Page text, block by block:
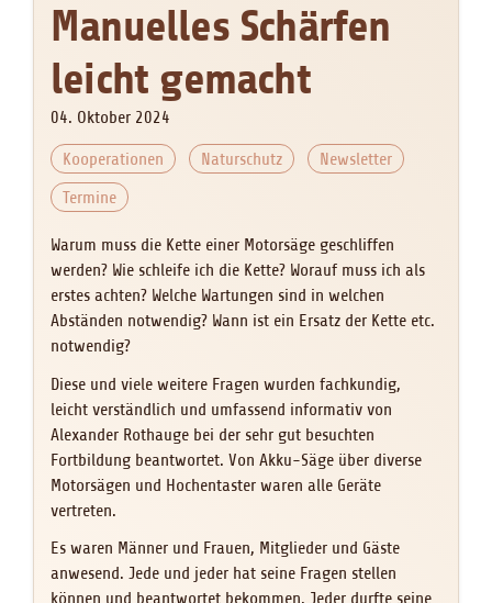
Manuelles Schärfen
leicht gemacht
04. Oktober 2024
Kooperationen Naturschutz
Newsletter
Termine
Warum muss die Kette einer Motorsäge geschliffen
werden? Wie schleife ich die Kette? Worauf muss ich als
erstes achten? Welche Wartungen sind in welchen
Abständen notwendig? Wann ist ein Ersatz der Kette etc.
notwendig?
Diese und viele weitere Fragen wurden fachkundig,
leicht verständlich und umfassend informativ von
Alexander Rothauge bei der sehr gut besuchten
Fortbildung beantwortet. Von Akku-Säge über diverse
Motorsägen und Hochentaster waren alle Geräte
vertreten.
Es waren Männer und Frauen, Mitglieder und Gäste
anwesend. Jede und jeder hat seine Fragen stellen
können und beantwortet bekommen. Jeder durfte seine